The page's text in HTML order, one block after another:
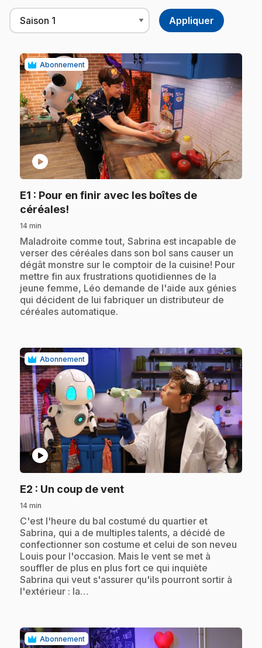
Abonnement
play_circle
E1 : Pour en finir avec les boîtes de
céréales!
14 min
.Maladroite comme tout, Sabrina est incapable de
verser des céréales dans son bol sans causer un
dégât monstre sur le comptoir de la cuisine! Pour
mettre fin aux frustrations quotidiennes de la
jeune femme, Léo demande de l'aide aux génies
qui décident de lui fabriquer un distributeur de
céréales automatique.
Abonnement
play_circle
E2 : Un coup de vent.
14 min
.C'est l'heure du bal costumé du quartier et
Sabrina, qui a de multiples talents, a décidé de
confectionner son costume et celui de son neveu
Louis pour l'occasion. Mais le vent se met à
souffler de plus en plus fort ce qui inquiète
Sabrina qui veut s'assurer qu'ils pourront sortir à
l'extérieur : la…
Abonnement